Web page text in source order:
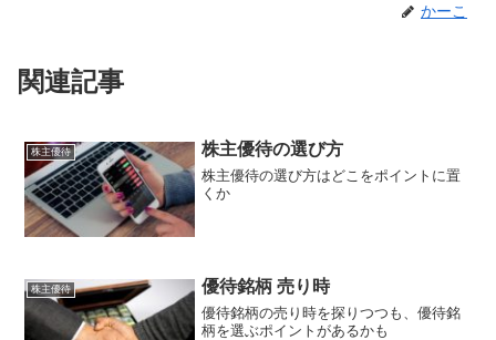
かーこ
関連記事
株主優待 株主優待の選び方
株主優待の選び方はどこをポイントに置
くか
株主優待 優待銘柄 売り時
優待銘柄の売り時を探りつつも、優待銘
柄を選ぶポイントがあるかも